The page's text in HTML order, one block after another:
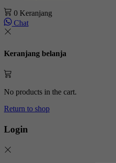
0 Keranjang
Chat
Keranjang belanja
No products in the cart.
Return to shop
Login